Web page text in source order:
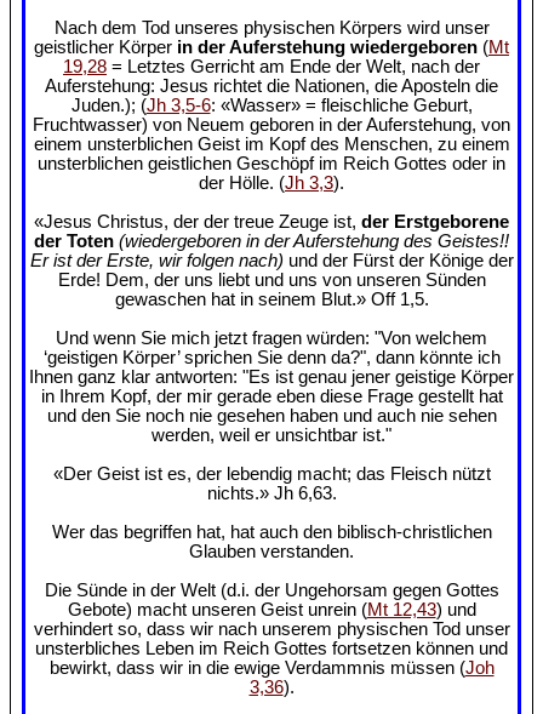
Nach dem Tod unseres physischen Körpers wird unser
geistlicher Körper in der Auferstehung wiedergeboren (Mt
19,28 = Letztes Gerricht am Ende der Welt, nach der
Auferstehung: Jesus richtet die Nationen, die Aposteln die
Juden.); (Jh 3,5-6: «Wasser» = fleischliche Geburt,
Fruchtwasser) von Neuem geboren in der Auferstehung, von
einem unsterblichen Geist im Kopf des Menschen, zu einem
unsterblichen geistlichen Geschöpf im Reich Gottes oder in
der Hölle. (Jh 3,3).
«Jesus Christus, der der treue Zeuge ist, der Erstgeborene
der Toten (wiedergeboren in der Auferstehung des Geistes!!
Er ist der Erste, wir folgen nach) und der Fürst der Könige der
Erde! Dem, der uns liebt und uns von unseren Sünden
gewaschen hat in seinem Blut.» Off 1,5.
Und wenn Sie mich jetzt fragen würden: "Von welchem
‘geistigen Körper’ sprichen Sie denn da?", dann könnte ich
Ihnen ganz klar antworten: "Es ist genau jener geistige Körper
in Ihrem Kopf, der mir gerade eben diese Frage gestellt hat
und den Sie noch nie gesehen haben und auch nie sehen
werden, weil er unsichtbar ist."
«Der Geist ist es, der lebendig macht; das Fleisch nützt
nichts.» Jh 6,63.
Wer das begriffen hat, hat auch den biblisch-christlichen
Glauben verstanden.
Die Sünde in der Welt (d.i. der Ungehorsam gegen Gottes
Gebote) macht unseren Geist unrein (Mt 12,43) und
verhindert so, dass wir nach unserem physischen Tod unser
unsterbliches Leben im Reich Gottes fortsetzen können und
bewirkt, dass wir in die ewige Verdammnis müssen (Joh
3,36).